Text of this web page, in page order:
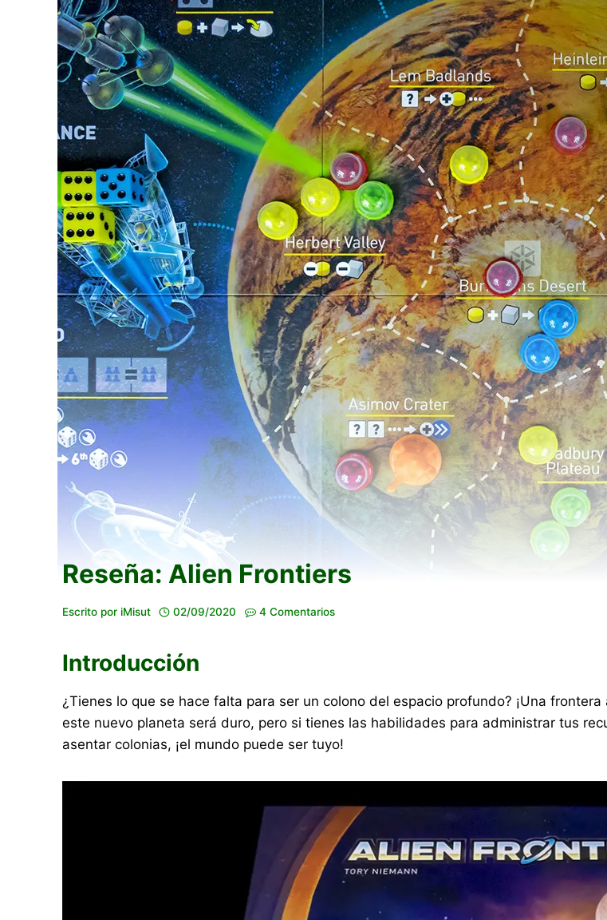
Reseña: Alien Frontiers
Escrito por iMisut 02/09/2020 4 Comentarios
Introducción
¿Tienes lo que se hace falta para ser un colono del espacio profundo? ¡Una
este nuevo planeta será duro, pero si tienes las habilidades para administrar tus
asentar colonias, ¡el mundo puede ser tuyo!